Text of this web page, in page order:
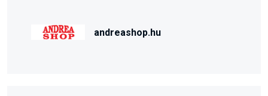
andreashop.hu